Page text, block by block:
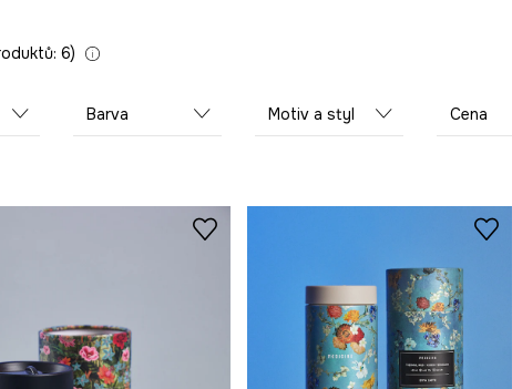
6
Barva Motiv a styl Cena